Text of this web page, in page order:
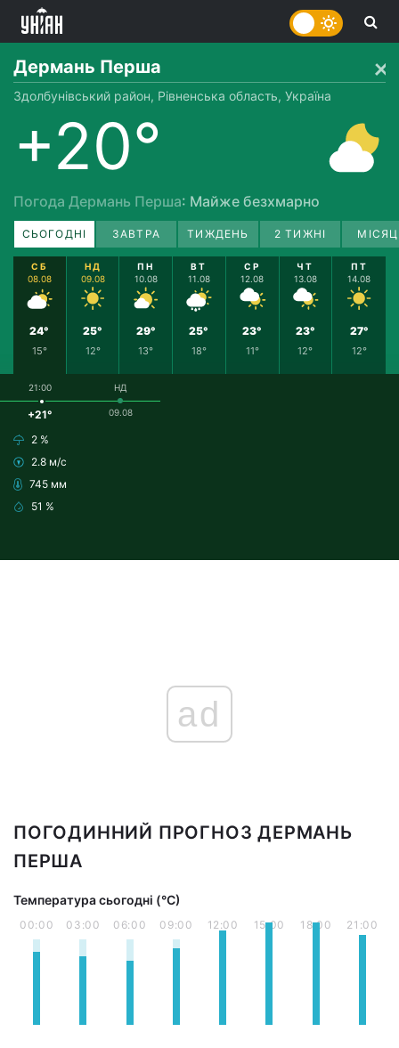
Дермань Перша
Здолбунівський район, Рівненська область, Україна
+20°
Погода Дермань Перша: Майже безхмарно
СЬОГОДНІ ЗАВТРА ТИЖДЕНЬ 2 ТИЖНІ
СБ
08.08
24°
15°
НД
09.08
25°
12°
ПН
10.08
29°
13°
ВТ
11.08
25°
18°
СР
12.08
23°
11°
ЧТ
13.08
23°
12°
ПТ
14.08
27°
12°
21:00
+21°
2 %
2.8 м/с
745 мм
51 %
НД
09.08
ad
ПОГОДИННИЙ ПРОГНОЗ ДЕРМАНЬ
ПЕРША
Температура сьогодні (°С)
00:00 03:00 06:00 09:00 12:00 15:00 18:00 21:00